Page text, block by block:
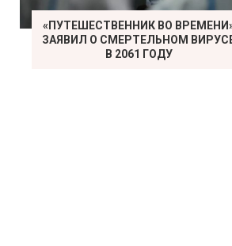
«ПУТЕШЕСТВЕННИК ВО
ЗАЯВИЛ О СМЕРТЕЛЬНОМ
В 2061 ГОДУ